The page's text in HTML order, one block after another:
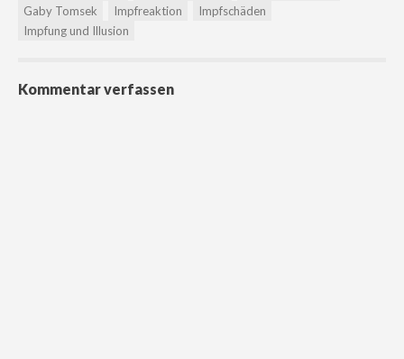
Gaby Tomsek Impfreaktion
Impfschäden
Impfung und Illusion
Kommentar verfassen